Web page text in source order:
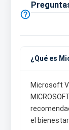

¿Qué es
Microsoft
el bienestar